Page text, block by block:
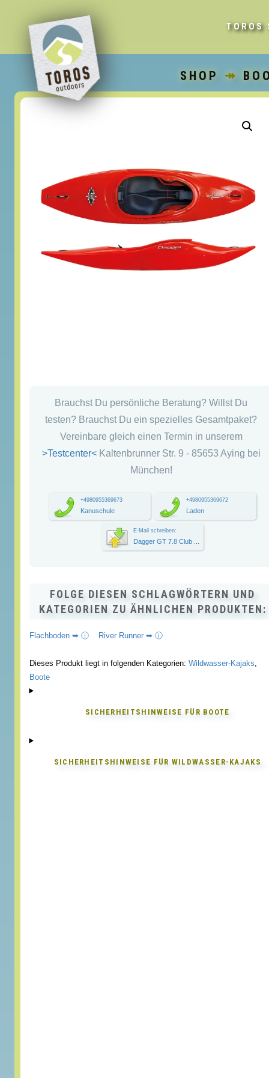
TOROS
SHOP ↠
Brauchst Du persönliche Beratung? Willst Du
testen? Brauchst Du ein spezielles Gesamtpaket?
Vereinbare gleich einen Termin in unserem
>Testcenter< Kaltenbrunner Str. 9 - 85653 Aying bei
München!
+4980955369673
Kanuschule
+4980955369672
Laden
E-Mail schreiben:
Dagger GT 7.8 Club ...
FOLGE DIESEN SCHLAGWÖRTERN UND
KATEGORIEN ZU ÄHNLICHEN PRODUKTEN:
Flachboden ➥ ⓘ River Runner ➥ ⓘ
Dieses Produkt liegt in folgenden Kategorien: Wildwasser-Kajaks
Boote
SICHERHEITSHINWEISE FÜR BOOTE
SICHERHEITSHINWEISE FÜR WILDWASSER-KAJAKS